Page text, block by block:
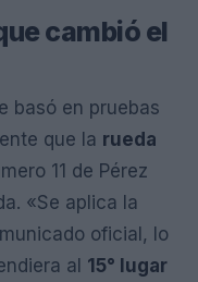
cambió el
basó en pruebas
que la rueda
11 de Pérez
«Se aplica la
oficial, lo
al 15° lugar